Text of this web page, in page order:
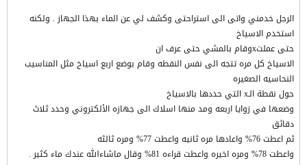
الرجل خدمني واتى الى استراحتى وكشف لي عن الماء بهذا الجهاز . ولكنه
استخدم الاسياخ
حتى عملتxوقام بالمشي حتى عرف ان
الاسياخ كل مره تتجه الى نفس النقطه وقام بوضع اربع اسياخ مثل المناسيب
النحاسيه الصغيره
حول نقطة الـx التي حددها بالاسياخ
وضعها في زوايا اربعه ومد منها اسلاك الى جهازه الألكتروني وحدد ثلاث
دقائق
ثم اعطت 76% واعادها مره ثانيه واعطت 77% ومره ثالثه
واعطت 78% ومره اخيره واعطت قراءه 81% وقال ماشاءالله عندك ماء كثير .